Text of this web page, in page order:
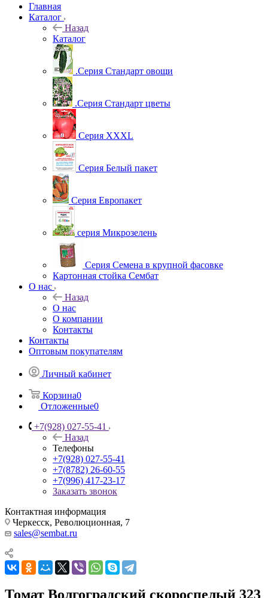
Главная
Каталог
Назад
Каталог
.Серия Стандарт овощи
.Серия Стандарт цветы
Серия XXXL
Серия Белый пакет
Серия Европакет
серия Микрозелень
Серия Семена в крупной фасовке
Картонная стойка Сембат
О нас
Назад
О нас
О компании
Контакты
Контакты
Оптовым покупателям
Личный кабинет
Корзина0
Отложенные0
+7(928) 027-55-41
Назад
Телефоны
+7(928) 027-55-41
+7(8782) 26-60-55
+7(996) 417-23-17
Заказать звонок
Контактная информация
Черкесск, Революционная, 7
sales@sembat.ru
Томат Волгоградский скороспелый 323